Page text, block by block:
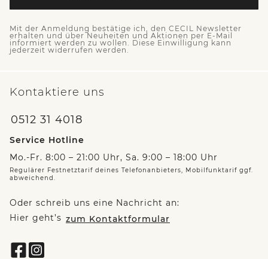
Mit der Anmeldung bestätige ich, den CECIL Newsletter
erhalten und über Neuheiten und Aktionen per E-Mail
informiert werden zu wollen. Diese Einwilligung kann
jederzeit widerrufen werden.
Kontaktiere uns
0512 31 4018
Service Hotline
Mo.-Fr. 8:00 – 21:00 Uhr, Sa. 9:00 – 18:00 Uhr
Regulärer Festnetztarif deines Telefonanbieters, Mobilfunktarif ggf.
abweichend.
Oder schreib uns eine Nachricht an:
Hier geht’s zum Kontaktformular